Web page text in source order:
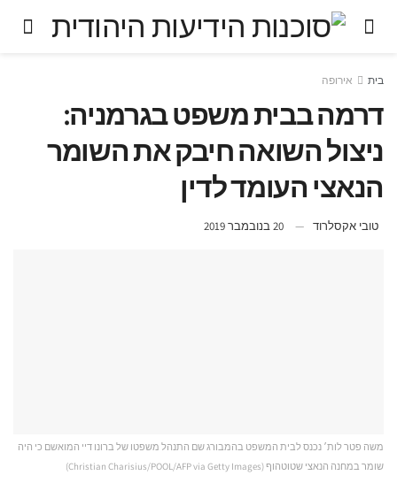
בית אירופה
דרמה בבית משפט בגרמניה:
ניצול השואה חיבק את השומר
הנאצי העומד לדין
טובי אקסלרוד 20 בנובמבר 2019
משה פטר לות׳ נכנס לבית המשפט בהמבורג שם התנהל משפטו של ברונו דיי המואשם כי היה
שומר במחנה הנאצי שטוטהוף (Christian Charisius/POOL/AFP via Getty Images)